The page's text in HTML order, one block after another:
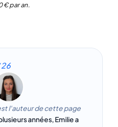
€ par an.
26
l'auteur de cette page
années, Emilie a